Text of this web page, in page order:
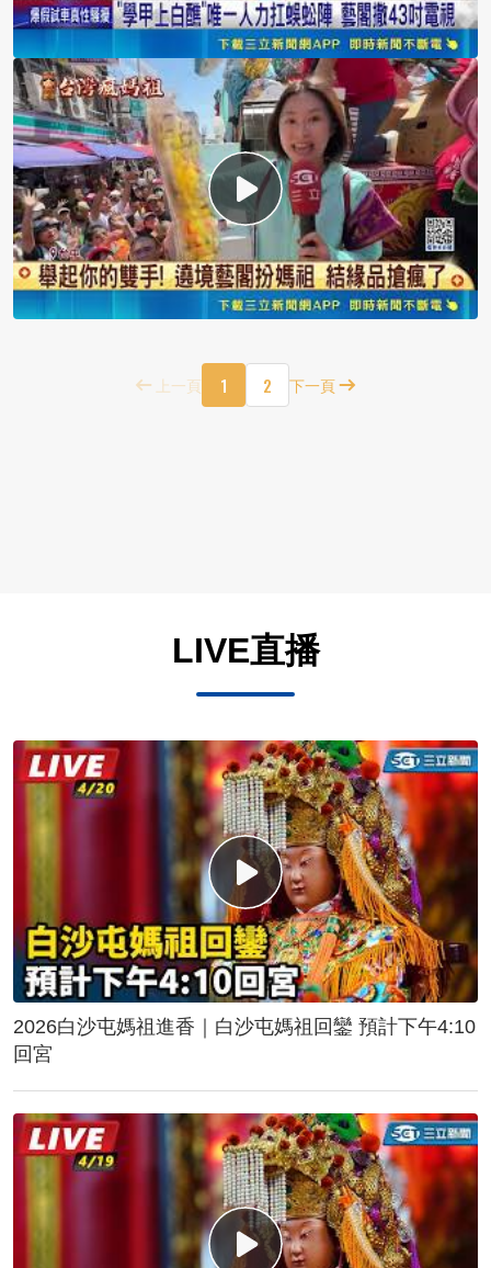
上一頁 1 2 下一頁
LIVE直播
2026白沙屯媽祖進香｜白沙屯媽祖回鑾 預計下午4:10
回宮